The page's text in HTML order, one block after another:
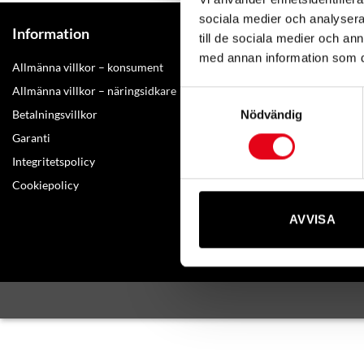
sociala medier och
till de sociala medier och
med annan information som
Nödvändig
AVVISA
Information
Allmänna villkor – konsument
Allmänna villkor – näringsidkare
Betalningsvillkor
Garanti
Integritetspolicy
Cookiepolicy
Kontakta
Amerikavägen
Telefon:
E-post:
Kontakta oss